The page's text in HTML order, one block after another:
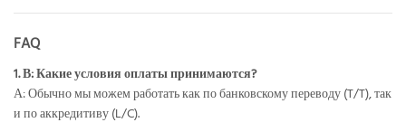
FAQ
1. В: Какие условия оплаты принимаются?
А: Обычно мы можем работать как по банковскому переводу (T/T), так
и по аккредитиву (L/C).